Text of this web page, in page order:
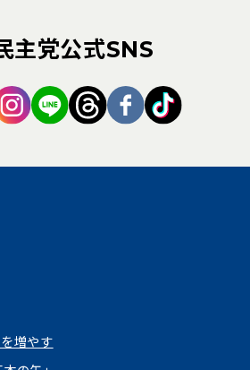
主党公式SNS
タブで開く）
新しいタブで開く）
（新しいタブで開く）
（新しいタブで開く）
（新しいタブで開
（新しいタブ
（新しい
増やす